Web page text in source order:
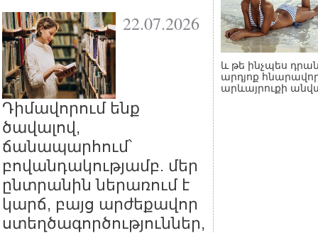
22.07.2026
Դիմավորում ենք
ծավալով,
ճանապարհում՝
բովանդակությամբ. մեր
ընտրանին ներառում է
կարճ, բայց արժեքավոր
ստեղծագործություններ,
և թե ինչպես
արդյոք
արևայրուքի